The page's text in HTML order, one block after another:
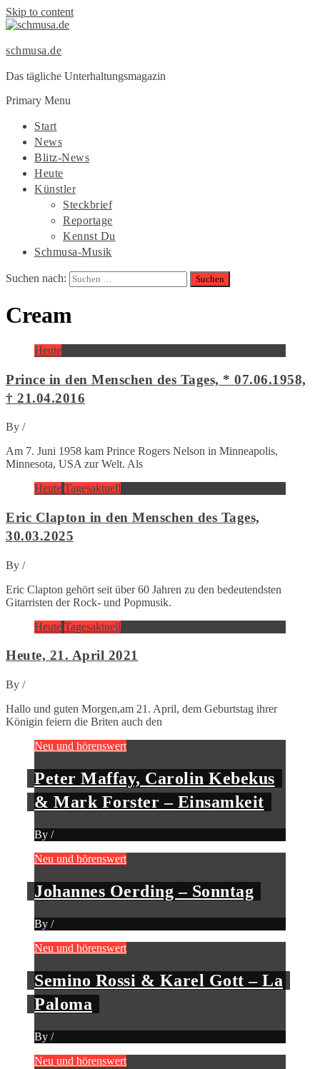
Skip to content
schmusa.de
Das tägliche Unterhaltungsmagazin
Primary Menu
Start
News
Blitz-News
Heute
Künstler
Steckbrief
Reportage
Kennst Du
Schmusa-Musik
Suchen nach:
Cream
Heute
Prince in den Menschen des Tages, * 07.06.1958,
† 21.04.2016
By /
Am 7. Juni 1958 kam Prince Rogers Nelson in Minneapolis,
Minnesota, USA zur Welt. Als
Heute Tagesaktuell
Eric Clapton in den Menschen des Tages,
30.03.2025
By /
Eric Clapton gehört seit über 60 Jahren zu den bedeutendsten
Gitarristen der Rock- und Popmusik.
Heute Tagesaktuell
Heute, 21. April 2021
By /
Hallo und guten Morgen,am 21. April, dem Geburtstag ihrer
Königin feiern die Briten auch den
Neu und hörenswert
Peter Maffay, Carolin Kebekus
& Mark Forster – Einsamkeit
By /
Neu und hörenswert
Johannes Oerding – Sonntag
By /
Neu und hörenswert
Semino Rossi & Karel Gott – La
Paloma
By /
Neu und hörenswert